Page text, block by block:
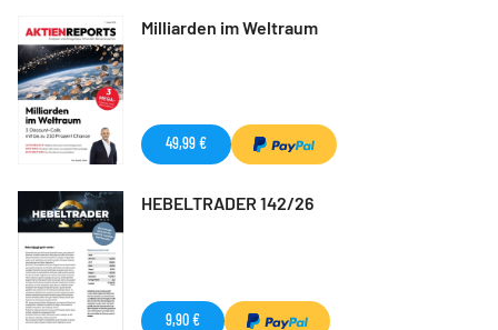
Milliarden im Weltraum
49,99 €
HEBELTRADER 142/26
9,90 €